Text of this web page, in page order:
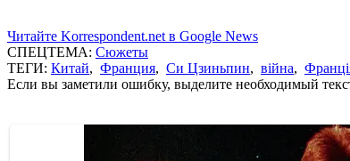
Читайте Korrespondent.net в Google News
СПЕЦТЕМА: Сюжеты
ТЕГИ: Китай, Франция, Си Цзиньпин, війна,
Если вы заметили ошибку, выделите необходимый